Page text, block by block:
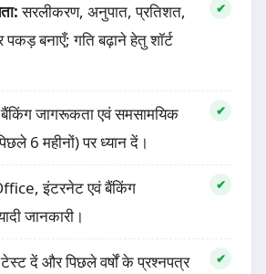
सरलीकरण, अनुपात, प्रतिशत,
बनाएँ; गति बढ़ाने हेतु शॉर्ट
बैंकिंग जागरूकता एवं समसामयिक
6 महीनों) पर ध्यान दें।
इंटरनेट एवं बैंकिंग
जानकारी।
दें और पिछले वर्षों के प्रश्नपत्र